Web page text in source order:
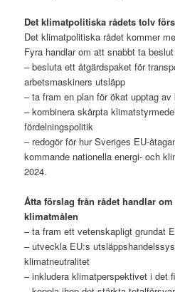
Det klimatpolitiska rådets tolv
Det klimatpolitiska rådet kommer
Fyra handlar om att snabbt ta
– besluta ett åtgärdspaket för
arbetsmaskiners utsläpp
– ta fram en plan för ökat upptag
– kombinera skärpta
fördelningspolitik
– redogör för hur Sveriges EU-
kommande nationella energi- och
2024.
Åtta förslag från rådet handlar
klimatmålen
– ta fram ett vetenskapligt grundat
– utveckla EU:s
klimatneutralitet
– inkludera klimatperspektivet i det